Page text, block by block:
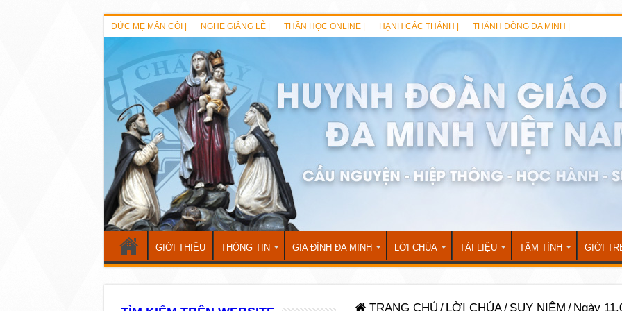
ĐỨC MẸ MÂN CÔI | NGHE GIẢNG LỄ | THẦN HỌC ONLINE | HẠNH CÁC THÁNH | THÁNH DÒNG ĐA MINH |
GIỚI THIỆU THÔNG TIN GIA ĐÌNH ĐA MINH LỜI CHÚA TÀI LIỆU TÂM TÌNH GIỚI
TRANG CHỦ / LỜI CHÚA/ SUY NIỆM / Ngày